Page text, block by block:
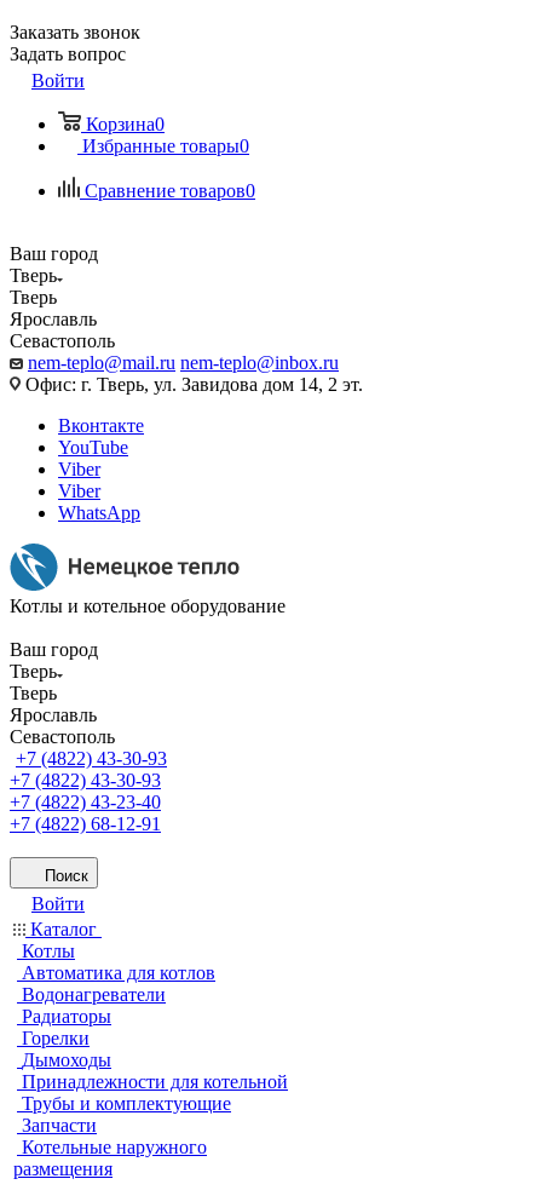
Заказать звонок
Задать вопрос
Войти
Корзина0
Избранные товары0
Сравнение товаров0
Ваш город
Тверь
Тверь
Ярославль
Севастополь
nem-teplo@mail.ru nem-teplo@inbox.ru
Офис: г. Тверь, ул. Завидова дом 14, 2 эт.
Вконтакте
YouTube
Viber
Viber
WhatsApp
Котлы и котельное оборудование
Ваш город
Тверь
Тверь
Ярославль
Севастополь
+7 (4822) 43-30-93
+7 (4822) 43-30-93
+7 (4822) 43-23-40
+7 (4822) 68-12-91
Поиск
Войти
Каталог
Котлы
Автоматика для котлов
Водонагреватели
Радиаторы
Горелки
Дымоходы
Принадлежности для котельной
Трубы и комплектующие
Запчасти
Котельные наружного
размещения